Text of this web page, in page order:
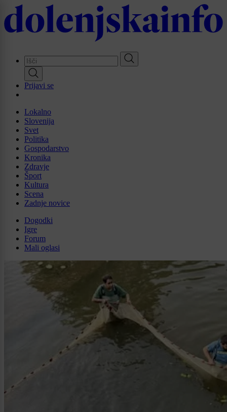
Skip
to
main
Prijavi se
Lokalno
Slovenija
Svet
Politika
Gospodarstvo
Kronika
Zdravje
Šport
Kultura
Scena
Zadnje novice
Dogodki
Igre
Forum
Mali oglasi